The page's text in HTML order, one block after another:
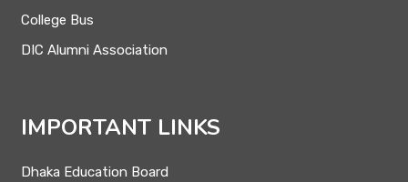
College Bus
DIC Alumni Association
IMPORTANT LINKS
Dhaka Education Board